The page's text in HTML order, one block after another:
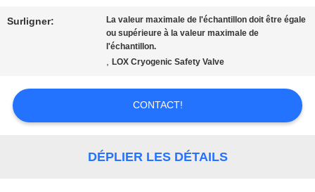
CONTACTEZ-
NOUS
Surligner:
La valeur maximale de l'échantillon doit être égale
ou supérieure à la valeur maximale de
l'échantillon.
,LOX Cryogenic Safety Valve
CONTACT!
DÉPLIER LES DÉTAILS